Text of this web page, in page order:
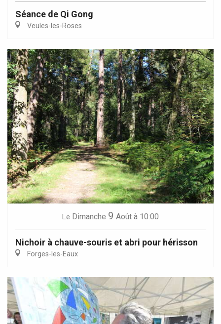
Séance de Qi Gong
Veules-les-Roses
Le Dimanche 9 Août à 10:00
Nichoir à chauve-souris et abri pour hérisson
Forges-les-Eaux